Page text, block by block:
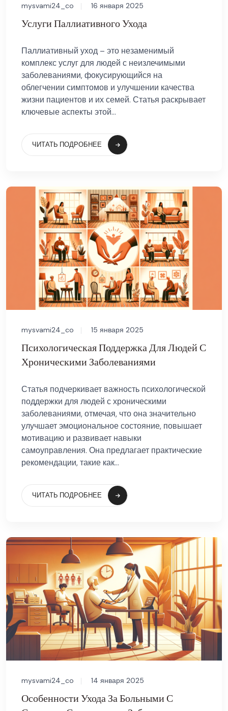
mysvami24_co 16 января 2025
Услуги Паллиативного Ухода
Паллиативный уход – это незаменимый
комплекс услуг для людей с неизлечимыми
заболеваниями, фокусирующийся на
облегчении симптомов и улучшении качества
жизни пациентов и их семей. Статья раскрывает
ключевые аспекты этой...
ЧИТАТЬ ПОДРОБНЕЕ
mysvami24_co 15 января 2025
Психологическая Поддержка Для Людей С
Хроническими Заболеваниями
Статья подчеркивает важность психологической
поддержки для людей с хроническими
заболеваниями, отмечая, что она значительно
улучшает эмоциональное состояние, повышает
мотивацию и развивает навыки
самоуправления. Она предлагает практические
рекомендации, такие как...
ЧИТАТЬ ПОДРОБНЕЕ
mysvami24_co 14 января 2025
Особенности Ухода За Больными С